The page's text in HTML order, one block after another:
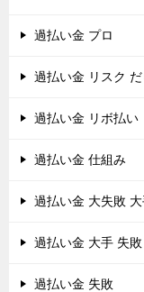
過払い金 プロ
過払い金 リスク
過払い金 リボ払い
過払い金 仕組み
過払い金 大失敗
過払い金 大手 失敗
過払い金 失敗